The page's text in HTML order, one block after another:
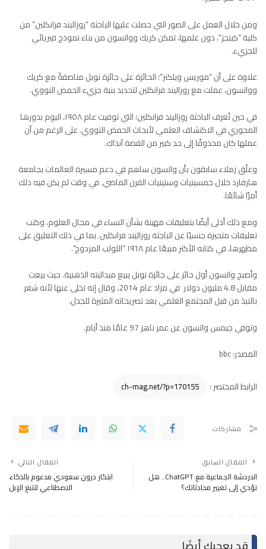
ومن خلال العمل على الصور التي حصلت عليها الباحثة “روزاليند فرانكلين” من
كلية “كينجز”، دون علمها، تمكن كريك وواتسون من بناء نموذج فيزيائي
للجزيء.
علاوة على أن “موريس ويلكنز”؛ الحائزة على جائزة نوبل مناصفةً مع كريك
وواتسون، عملت مع روزاليند فرانكلين لتحديد بنية جزيء الحمض النووي.
في حين تُعرف الباحثة روزاليند فرانكلين؛ التي توفيت عام ١٩٥٨، اليوم بدورها
المحوري في الاكتشاف العلمي لأبحاث الحمض النووي. على الرغم من أن
عملها كان محذوفًا إلى حد كبير من القصة آنذاك.
وعلّق زملاء سابقون بأن واتسون ساهم في دعم مسيرة العالمات بجامعة
هارفارد خلال خمسينيات وستينيات القرن الماضي. في وقت لم يكن فيه ذلك
أمرًا شائعًا.
ومع ذلك أدلى أيضًا بتعليقات مهينة بشأن النساء في مجال العلوم، وكتب
تعليقات متحيزة جنسيًا عن الباجثة روزاليند فرانكلين. بما في ذلك التعليق على
مظهرها، في كتابه الأكثر مبيعًا عام ١٩٦٨ “اللولب المزدوج”.
وأصبح واتسون أول حائز على جائزة نوبل يبيع ميداليته الذهبية. حيث بيعت
مقابل 4.8 مليون دولار في مزاد عام 2014، وقال إنه تخلى عنها لأنه شعر
بالنبذ ​​من قبل المجتمع العلمي بعد تصريحاته المثيرة للجدل.
وتوفي جيمس واتسون عن عمر ناهز 97 عامًا منذ أيام.
المصدر: bbc
الرابط المختصر :
مشاركات
المقال السابق
الدردشة الجماعية مع ChatGPT.. هل
تؤدي إلى تغيير محادثاتك؟
المقال التالي
ابتكار درون سعودي مدعوم بالذكاء
الاصطناعي لتتبع الإبل